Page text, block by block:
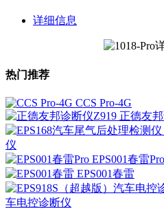
详细信息
热门推荐
CCS Pro-4G
正德友
仪
EPS001春雷Pro
EPS001春雷
车电控诊断仪